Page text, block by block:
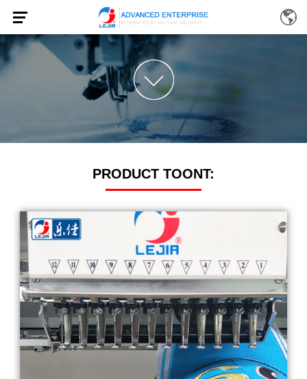
PRODUCT TOONT: